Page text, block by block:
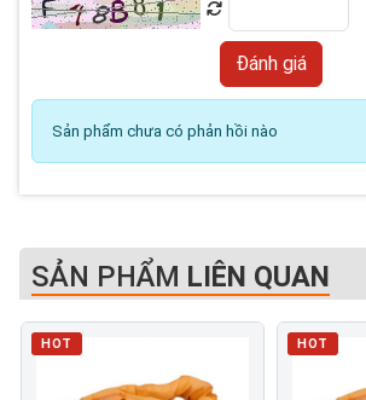
Sản phẩm chưa có phản hồi nào
SẢN PHẨM LIÊN QUAN
HOT HOT